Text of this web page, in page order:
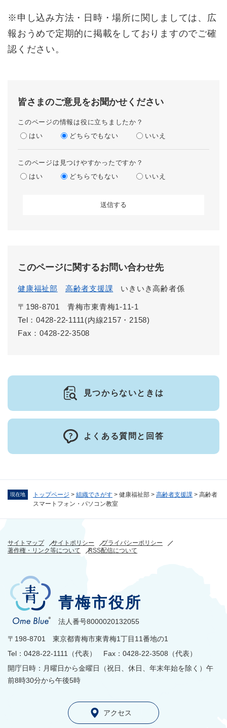
現在地 トップページ > 組織でさがす > 健康福祉部 > 高齢者支援課 > 高齢者
スマートフォン・パソコン教室
※申し込み方法・日時・場所に関しましては、広
報おうめで定期的に掲載をしておりますのでご確
認ください。
皆さまのご意見をお聞かせください
このページの情報は役に立ちましたか？
はい
どちらでもない いいえ
このページは見つけやすかったですか？
はい
どちらでもない いいえ
このページに関するお問い合わせ先
健康福祉部 高齢者支援課 いきいき高齢者係
〒198-8701
青梅市東青梅1-11-1
Tel：0428-22-1111(内線2157・2158)
Fax：0428-22-3508
見つからないときは
よくある質問と回答
サイトマップ サイトポリシー
プライバシーポリシー
著作権・リンク等について
RSS配信について
青梅市役所
法人番号8000020132055
〒198-8701 東京都青梅市東青梅1丁目11番地の1
Tel：0428-22-1111（代表） Fax：0428-22-3508（代表）
開庁日時：月曜日から金曜日（祝日、休日、年末年始を除く）午
前8時30分から午後5時
アクセス